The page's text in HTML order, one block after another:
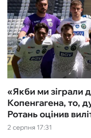
2 серпня 17:31
«Якби ми зіграли
Копенгагена, то,
Ротань оцінив